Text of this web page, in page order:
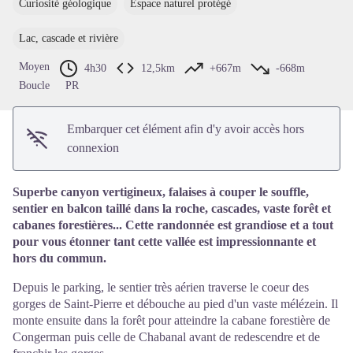
Voir l'image en plein écran
Curiosité géologique Espace naturel protégé
Lac, cascade et rivière
Moyen 4h30 12,5km +667m
-668m
Boucle
PR
Embarquer cet élément afin d'y avoir accès hors
connexion
Superbe canyon vertigineux, falaises à couper le souffle,
sentier en balcon taillé dans la roche, cascades, vaste forêt et
cabanes forestières... Cette randonnée est grandiose et a tout
pour vous étonner tant cette vallée est impressionnante et
hors du commun.
Depuis le parking, le sentier très aérien traverse le coeur des
gorges de Saint-Pierre et débouche au pied d'un vaste mélézein. Il
monte ensuite dans la forêt pour atteindre la cabane forestière de
Congerman puis celle de Chabanal avant de redescendre et de